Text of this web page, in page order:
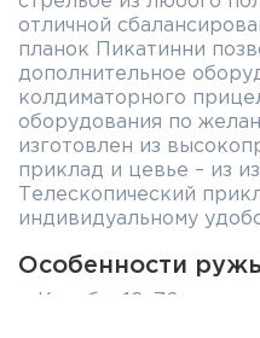
отличной
планок Пикатинни
дополнительное
колдиматорного
оборудования по
изготовлен из
приклад и цевье – из
Телескопический
индивидуальному
Особенности